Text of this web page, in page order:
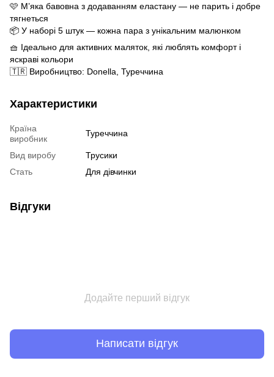
🩷 М’яка бавовна з додаванням еластану — не парить і добре
тягнеться
📦 У наборі 5 штук — кожна пара з унікальним малюнком
🧺 Ідеально для активних маляток, які люблять комфорт і
яскраві кольори
🇹🇷 Виробництво: Donella, Туреччина
Характеристики
Країна
виробник
Туреччина
Вид виробу
Трусики
Стать
Для дівчинки
Відгуки
Додайте перший відгук
Написати відгук